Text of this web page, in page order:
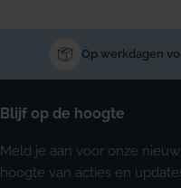
Op werkdagen
Blijf op de hoogte
Meld je aan voor onze
hoogte van acties en